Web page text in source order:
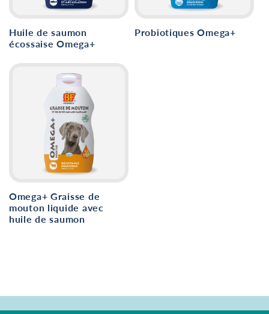
Huile de saumon
écossaise Omega+
Probiotiques Omega+
Omega+ Graisse de
mouton liquide avec
huile de saumon